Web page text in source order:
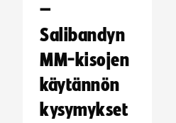
–
Salibandyn
MM-kisojen
käytännön
kysymykset